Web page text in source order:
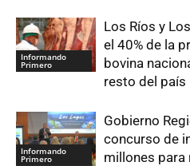
Informando
Primero
Los Ríos y
el 40% de la
bovina
resto del país
Informando
Primero
Gobierno
concurso de
millones para